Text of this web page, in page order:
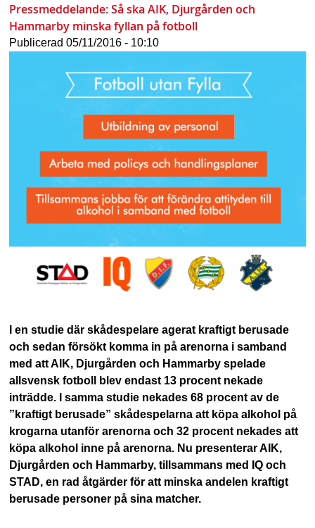
Pressmeddelande: Så ska AIK, Djurgården och
Hammarby minska fyllan på fotboll
Publicerad05/11/2016 - 10:10
I en studie där skådespelare agerat kraftigt berusade
och sedan försökt komma in på arenorna i samband
med att AIK, Djurgården och Hammarby spelade
allsvensk fotboll blev endast 13 procent nekade
inträdde. I samma studie nekades 68 procent av de
”kraftigt berusade” skådespelarna att köpa alkohol på
krogarna utanför arenorna och 32 procent nekades att
köpa alkohol inne på arenorna. Nu presenterar AIK,
Djurgården och Hammarby, tillsammans med IQ och
STAD, en rad åtgärder för att minska andelen kraftigt
berusade personer på sina matcher.